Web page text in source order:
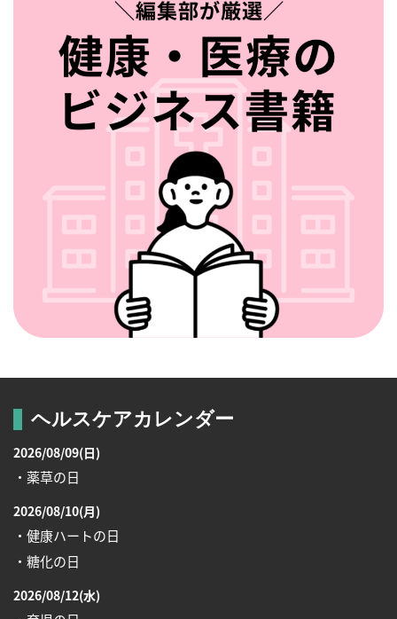
ヘルスケアカレンダー
2026/08/09(日)
・薬草の日
2026/08/10(月)
・健康ハートの日
・糖化の日
2026/08/12(水)